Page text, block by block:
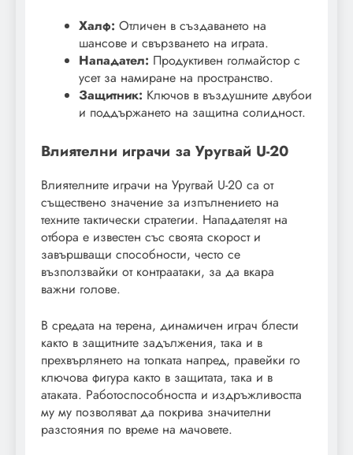
Халф: Отличен в създаването на
шансове и свързването на играта.
Нападател: Продуктивен голмайстор с
усет за намиране на пространство.
Защитник: Ключов в въздушните двубои
и поддържането на защитна солидност.
Влиятелни играчи за Уругвай U-20
Влиятелните играчи на Уругвай U-20 са от
съществено значение за изпълнението на
техните тактически стратегии. Нападателят на
отбора е известен със своята скорост и
завършващи способности, често се
възползвайки от контраатаки, за да вкара
важни голове.
В средата на терена, динамичен играч блести
както в защитните задължения, така и в
прехвърлянето на топката напред, правейки го
ключова фигура както в защитата, така и в
атаката. Работоспособността и издръжливостта
му му позволяват да покрива значителни
разстояния по време на мачовете.